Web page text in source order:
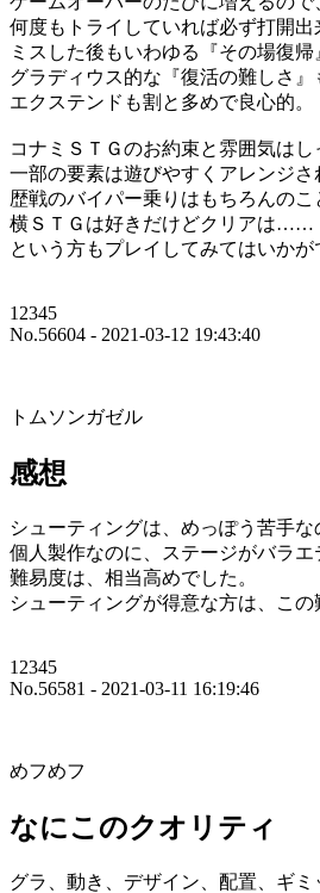
何度もトライしていれば必ず打開出
ミスした後もいわゆる『その場復帰
グラディウス的な『復活の難しさ』
エクステンドも割と多めで良心的。
コナミＳＴＧのお約束と雰囲気は
一部の要素は遊びやすくアレンジさ
歴戦のバイパー乗りはもちろんのこ
横ＳＴＧは好きだけどクリアは……
という方もプレイしてみてはいかが
12345
No.56604 - 2021-03-12 19:43:40
トムソンガゼル
感想
シューティングは、めっぽう苦手
個人製作なのに、ステージがバラ
難易度は、相当高めでした。
シューティングが得意な方は、こ
12345
No.56581 - 2021-03-11 16:19:46
めフめフ
なにこのクオリティ
グラ、動き、デザイン、配置、ギ